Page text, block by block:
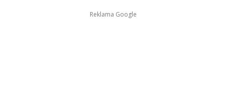
Reklama Google